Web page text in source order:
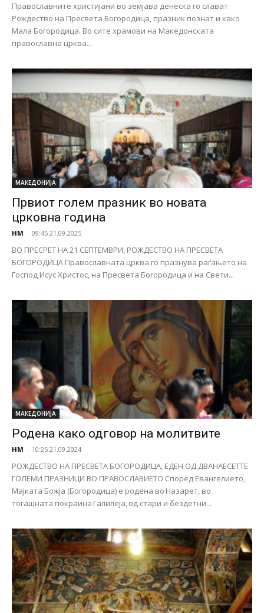
Православните христијани во земјава денеска го слават
Рождество на Пресвета Богородица, празник познат и како
Мала Богородица. Во сите храмови на Македонската
православна црква...
МАКЕДОНИЈА
Првиот голем празник во новата
црковна година
НМ - 09:45 21.09.2025
ВО ПРЕСРЕТ НА 21 СЕПТЕМВРИ, РОЖДЕСТВО НА ПРЕСВЕТА
БОГОРОДИЦА Православната црква го празнува раѓањето на
Господ Исус Христос, на Пресвета Богородица и на Свети...
МАКЕДОНИЈА
Родена како одговор на молитвите
НМ - 10:25 21.09.2024
РОЖДЕСТВО НА ПРЕСВЕТА БОГОРОДИЦА, ЕДЕН ОД ДВАНАЕСЕТТЕ
ГОЛЕМИ ПРАЗНИЦИ ВО ПРАВОСЛАВИЕТО Според Евангелието,
Мајката Божја (Богородица) е родена во Назарет, во
тогашната покраина Галилеја, од стари и бездетни...